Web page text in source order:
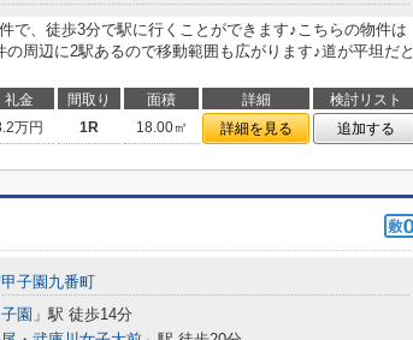
で、徒歩3分で駅に行くことができます♪こちらの物件は
の周辺に2駅あるので移動範囲も広がります♪道が平坦だと
礼金 間取り 面積 詳細
検討リスト
万円 1R 18.00㎡ 詳細を見る 追加する
甲子園九番町
園 」駅 徒歩14分